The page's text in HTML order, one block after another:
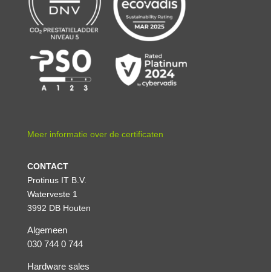
Meer informatie over de certificaten
CONTACT
Protinus IT B.V.
Waterveste 1
3992 DB Houten
Algemeen
030 744 0 744
Hardware sales